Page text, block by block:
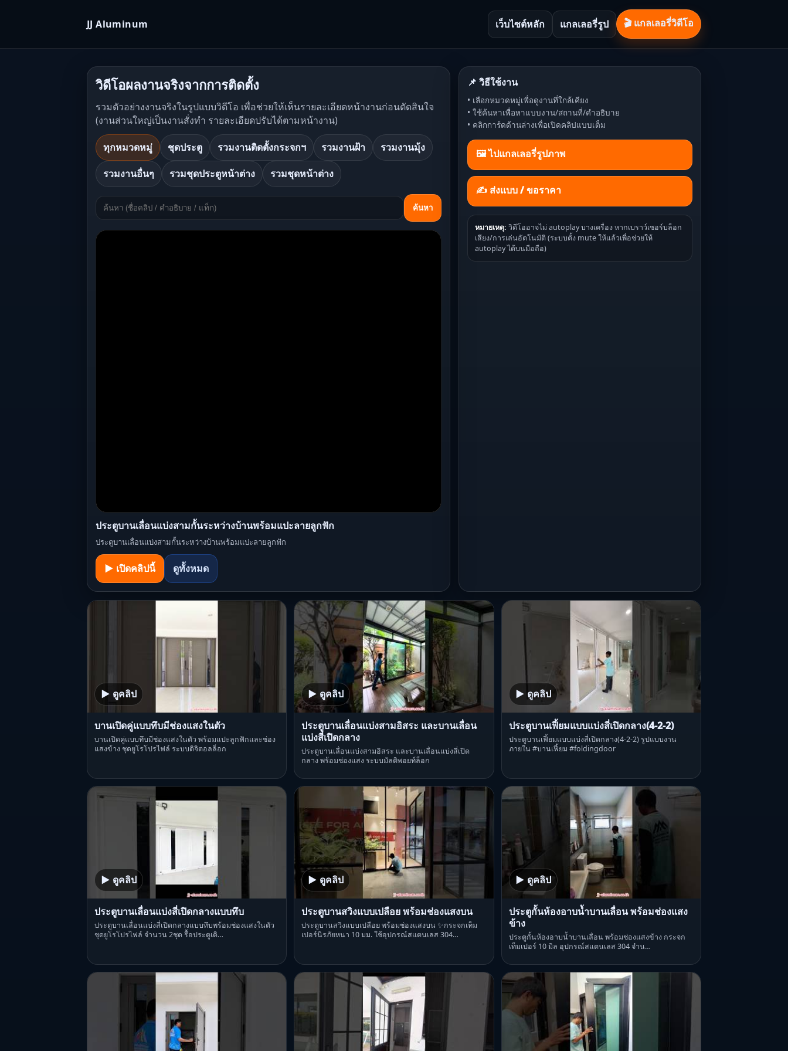
JJ Aluminum เว็บไซต์หลัก แกลเลอรี่รูป 🎬 แกลเลอรี่วิดีโอ
วิดีโอผลงานจริงจากการติดตั้ง
รวมตัวอย่างงานจริงในรูปแบบวิดีโอ เพื่อช่วยให้เห็นรายละเอียดหน้างานก่อนตัดสินใจ
(งานส่วนใหญ่เป็นงานสั่งทำ รายละเอียดปรับได้ตามหน้างาน)
ทุกหมวดหมู่ ชุดประตู รวมงานติดตั้งกระจกฯ รวมงานฝ้า รวมงานมุ้ง
รวมงานอื่นๆ รวมชุดประตูหน้าต่าง รวมชุดหน้าต่าง
ค้นหา
ประตูบานเลื่อนแบ่งสามกั้นระหว่างบ้านพร้อมแปะลายลูกฟัก
ประตูบานเลื่อนแบ่งสามกั้นระหว่างบ้านพร้อมแปะลายลูกฟัก
▶ เปิดคลิปนี้ ดูทั้งหมด
📌 วิธีใช้งาน
• เลือกหมวดหมู่เพื่อดูงานที่ใกล้เคียง
• ใช้ค้นหาเพื่อหาแบบงาน/สถานที่/คำอธิบาย
• คลิกการ์ดด้านล่างเพื่อเปิดคลิปแบบเต็ม
🖼️ ไปแกลเลอรี่รูปภาพ
✍ ส่งแบบ / ขอราคา
หมายเหตุ: วิดีโออาจไม่ autoplay บางเครื่อง หากเบราว์เซอร์บล็อก
เสียง/การเล่นอัตโนมัติ (ระบบตั้ง mute ให้แล้วเพื่อช่วยให้
autoplay ได้บนมือถือ)
▶ ดูคลิป
บานเปิดคู่แบบทึบมีช่องแสงในตัว
บานเปิดคู่แบบทึบมีช่องแสงในตัว พร้อมแปะลูกฟักและช่อง
แสงข้าง ชุดยูโรโปรไฟล์ ระบบดิจิตอลล็อก
▶ ดูคลิป
ประตูบานเลื่อนแบ่งสามอิสระ และบานเลื่อน
แบ่งสี่เปิดกลาง
ประตูบานเลื่อนแบ่งสามอิสระ และบานเลื่อนแบ่งสี่เปิด
กลาง พร้อมช่องแสง ระบบมัลติพอยท์ล็อก
▶ ดูคลิป
ประตูบานเฟี้ยมแบบแบ่งสี่เปิดกลาง(4-2-2)
ประตูบานเฟี้ยมแบบแบ่งสี่เปิดกลาง(4-2-2) รูปแบบงาน
ภายใน #บานเฟี้ยม #foldingdoor
▶ ดูคลิป
ประตูบานเลื่อนแบ่งสี่เปิดกลางแบบทึบ
ประตูบานเลื่อนแบ่งสี่เปิดกลางแบบทึบพร้อมช่องแสงในตัว
ชุดยูโรโปรไฟล์ จำนวน 2ชุด รื้อประตูเดิ…
▶ ดูคลิป
ประตูบานสวิงแบบเปลือย พร้อมช่องแสงบน
ประตูบานสวิงแบบเปลือย พร้อมช่องแสงบน ✨กระจกเท็ม
เปอร์นิรภัยหนา 10 มม. ใช้อุปกรณ์สแตนเลส 304…
▶ ดูคลิป
ประตูกั้นห้องอาบน้ำบานเลื่อน พร้อมช่องแสง
ข้าง
ประตูกั้นห้องอาบน้ำบานเลื่อน พร้อมช่องแสงข้าง กระจก
เท็มเปอร์ 10 มิล อุปกรณ์สแตนเลส 304 จำน…